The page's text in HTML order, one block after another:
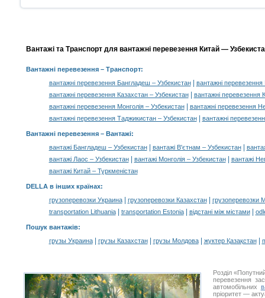
Вантажі та Транспорт для вантажні перевезення Китай —
Вантажні перевезення– Транспорт:
вантажні перевезення Бангладеш – Узбекистан|
вантажні
вантажні перевезення Казахстан – Узбекистан|
вантажні перевезення
вантажні перевезення Монголія – Узбекистан|
вантажні перевезення
вантажні перевезення Таджикистан – Узбекистан| вантажні
Вантажні перевезення – Вантажі:
вантажі Бангладеш – Узбекистан| вантажі В'єтнам – Узбекистан|
вантажі Лаос – Узбекистан| вантажі Монголія – Узбекистан|
вантажі
вантажі Китай – Туркменістан
DELLA в інших країнах:
грузоперевозки Украина| грузоперевозки Казахстан|
грузоперевозки
transportation Lithuania| transportation Estonia| відстані між містами|
Пошук вантажів:
грузы Украина| грузы Казахстан| грузы Молдова| жүктер Қазақстан|
Розділ
перевезення
автомобільних
пріоритет —